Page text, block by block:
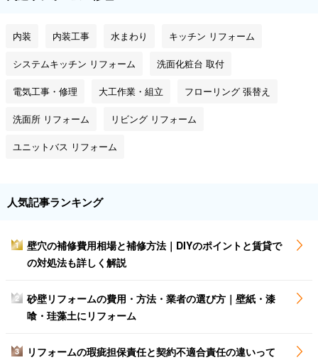
内装 内装工事 水まわり キッチン リフォーム
システムキッチン リフォーム 洗面化粧台 取付
電気工事・修理 大工作業・組立 フローリング 張替え
洗面所 リフォーム リビング リフォーム
ユニットバス リフォーム
人気記事ランキング
1
壁穴の補修費用相場と補修方法｜DIYのポイントと賃貸で
の対処法も詳しく解説
2
砂壁リフォームの費用・方法・業者の選び方｜壁紙・漆
喰・珪藻土にリフォーム
3
リフォームの瑕疵担保責任と契約不適合責任の違いって